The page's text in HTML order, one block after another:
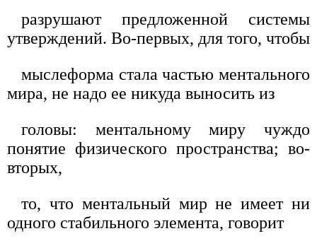
разрушают предложенной системы
утверждений. Во-первых, для того, чтобы
мыслеформа стала частью ментального
мира, не надо ее никуда выносить из
головы: ментальному миру чуждо
понятие физического пространства; во-
вторых,
то, что ментальный мир не имеет ни
одного стабильного элемента, говорит